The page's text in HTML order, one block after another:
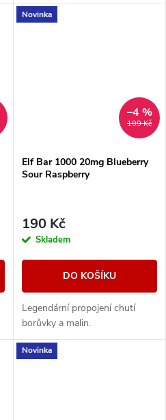
Novinka
199 Kč
–4 %
Elf Bar 1000 20mg Blueberry
Sour Raspberry
190 Kč
Skladem
DO KOŠÍKU
Legendární propojení chutí
borůvky a malin.
Novinka